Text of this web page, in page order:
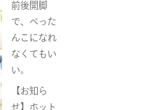
前後開脚
で、ぺった
んこになれ
なくてもい
い。
【お知ら
せ】ホット